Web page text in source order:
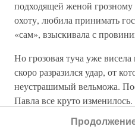
подходящей женой
охоту, любила принимать
«сам», взыскивала с
Но грозовая туча уже
скоро разразился удар, от
неустрашимый вельможа.
Павла все круто
добрались и до темного